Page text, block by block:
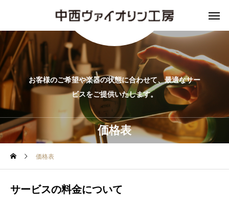
お客様のご希望や楽器の状態に合わせて、最適なサー
ビスをご提供いたします。
価格表
価格表
サービスの料金について